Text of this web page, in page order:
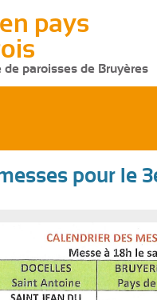
pays
paroisses de Bruyères
pour le